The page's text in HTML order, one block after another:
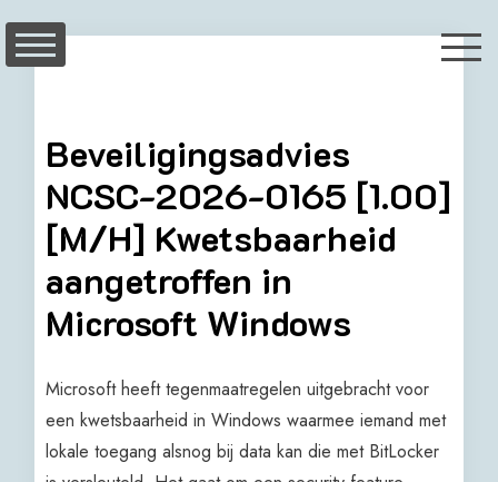
Beveiligingsadvies
NCSC-2026-0165 [1.00]
[M/H] Kwetsbaarheid
aangetroffen in
Microsoft Windows
Microsoft heeft tegenmaatregelen uitgebracht voor
een kwetsbaarheid in Windows waarmee iemand met
lokale toegang alsnog bij data kan die met BitLocker